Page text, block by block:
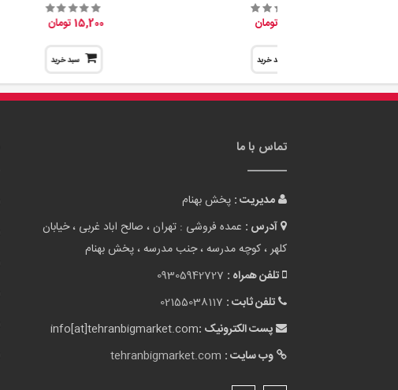
سبد خرید
15,200 تومان
سبد خرید
تماس با ما
مدیریت : پخش بهنام
آدرس : عمده فروشی : تهران ، صالح اباد غربی ، خیابان
کلهر ، کوچه مدرسه ، جنب مدرسه ، پخش بهنام
تلفن همراه : 09305942727
تلفن ثابت : 02155038117
پست الکترونیک :info[at]tehranbigmarket.com
وب سایت : tehranbigmarket.com